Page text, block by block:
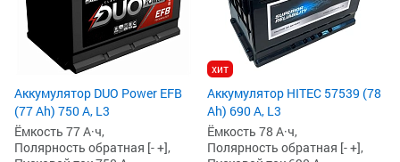
Аккумулятор DUO Power EFB
(77 Ah) 750 А, L3
Ёмкость 77 А·ч,
Полярность обратная [- +],
хит
Аккумулятор HITEC 57539 (78
Ah) 690 А, L3
Ёмкость 78 А·ч,
Полярность обратная [- +],